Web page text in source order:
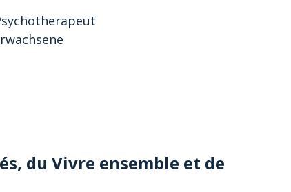
du Vivre ensemble et de